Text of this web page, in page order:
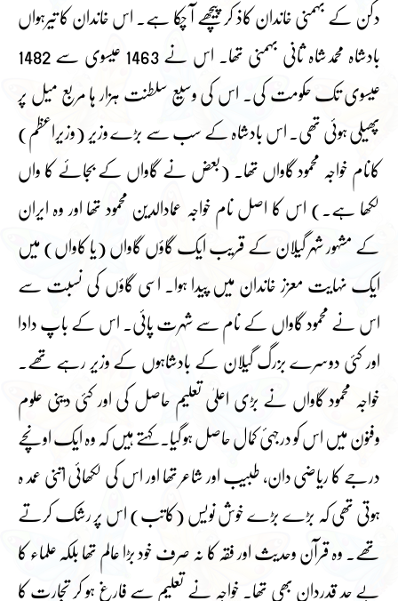
دکن کے بہمنی خاندان کاذ کر پیچھے آ چکا ہے۔ اس خاندان کا تیرہواں
بادشاہ محمدشاہ ثانی بہمنی تھا۔ اس نے 1463 عیسوی سے 1482
عیسوی تک حکومت کی۔ اس کی وسیع سلطنت ہزار ہا مربع میل پر
پھیلی ہوئی تھی۔ اس بادشاہ کے سب سے بڑے وزیر (وزیراعظم)
کانام خواجہ محمود گاواں تھا۔ (بعض نے گاواں کے بجائے کا واں
لکھا ہے۔) اس کا اصل نام خواجہ عمادالدین محمود تھا اور وہ ایران
کے مشہور شہر گیلان کے قریب ایک گاؤں گاواں (یا کاواں) میں
ایک نہایت معزز خاندان میں پیدا ہوا۔ اسی گاؤں کی نسبت سے
اس نے محمود گاواں کے نام سے شہرت پائی۔ اس کے باپ دادا
اور کئی دوسرے بزرگ گیلان کے بادشاہوں کے وزیر رہے تھے۔
خواجہ محمود گاواں نے بڑی اعلیٰ تعلیم حاصل کی اور کئی دینی علوم
وفنون میں اس کو درجہئ کمال حاصل ہو گیا۔ کہتے ہیں کہ وہ ایک اونچے
درجے کا ریاضی دان، طبیب اور شاعر تھا اور اس کی لکھائی اتنی عمد ہ
ہوتی تھی کہ بڑے بڑے خوش نویس (کاتب) اس پر رشک کرتے
تھے۔ وہ قرآن وحدیث اور فقہ کا نہ صرف خود بڑا عالم تھا بلکہ علماء کا
بے حد قدردان بھی تھا۔ خواجہ نے تعلیم سے فارغ ہو کر تجارت کا